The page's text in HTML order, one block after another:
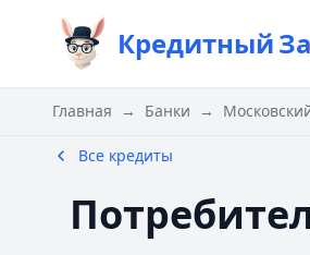
Кредитный
Главная → Банки →
Все кредиты